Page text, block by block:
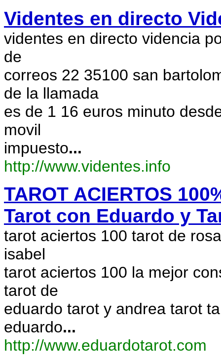
Videntes en directo
videntes en directo videncia
de
correos 22 35100 san
de la llamada
es de 1 16 euros minuto
movil
impuesto...
http://www.videntes.info
TAROT ACIERTOS
Tarot con Eduardo y
tarot aciertos 100 tarot de
isabel
tarot aciertos 100 la mejor
tarot de
eduardo tarot y andrea tarot
eduardo...
http://www.eduardotarot.com